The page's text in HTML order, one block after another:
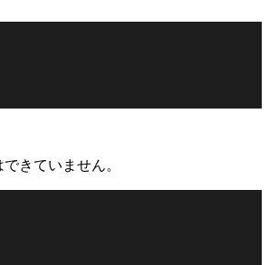
きていません。